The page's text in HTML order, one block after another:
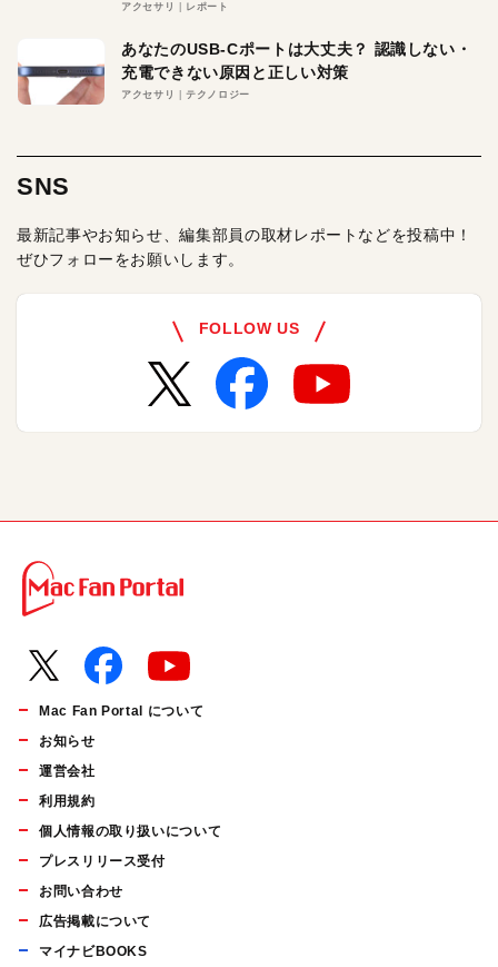
アクセサリ レポート
あなたのUSB-Cポートは大丈夫？ 認識しない・
充電できない原因と正しい対策
アクセサリ テクノロジー
SNS
最新記事やお知らせ、編集部員の取材レポートなどを投稿中！
ぜひフォローをお願いします。
FOLLOW US
Mac Fan Portal について
お知らせ
運営会社
利用規約
個人情報の取り扱いについて
プレスリリース受付
お問い合わせ
広告掲載について
マイナビBOOKS